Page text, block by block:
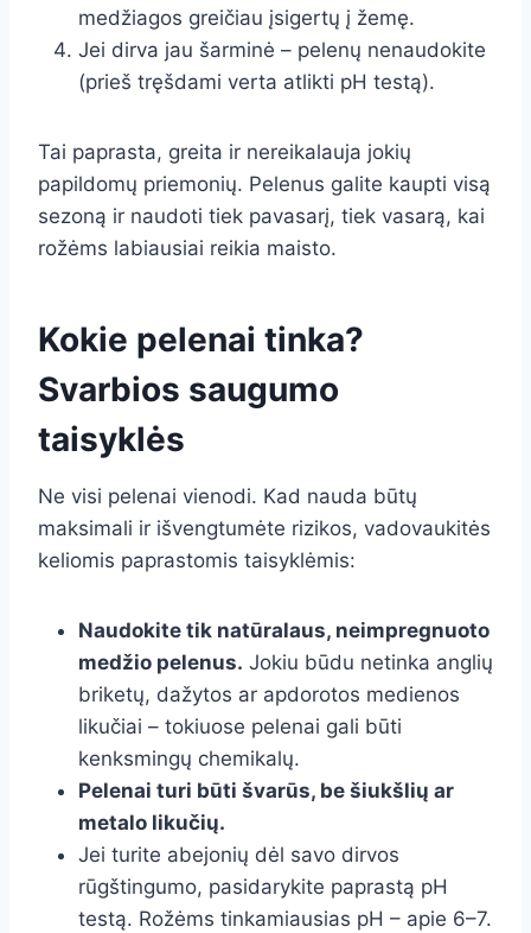
medžiagos greičiau įsigertų į žemę.
Jei dirva jau šarminė – pelenų nenaudokite
(prieš tręšdami verta atlikti pH testą).
Tai paprasta, greita ir nereikalauja jokių
papildomų priemonių. Pelenus galite kaupti visą
sezoną ir naudoti tiek pavasarį, tiek vasarą, kai
rožėms labiausiai reikia maisto.
Kokie pelenai tinka?
Svarbios saugumo
taisyklės
Ne visi pelenai vienodi. Kad nauda būtų
maksimali ir išvengtumėte rizikos, vadovaukitės
keliomis paprastomis taisyklėmis:
Naudokite tik natūralaus, neimpregnuoto
medžio pelenus. Jokiu būdu netinka anglių
briketų, dažytos ar apdorotos medienos
likučiai – tokiuose pelenai gali būti
kenksmingų chemikalų.
Pelenai turi būti švarūs, be šiukšlių ar
metalo likučių.
Jei turite abejonių dėl savo dirvos
rūgštingumo, pasidarykite paprastą pH
testą. Rožėms tinkamiausias pH – apie 6–7.